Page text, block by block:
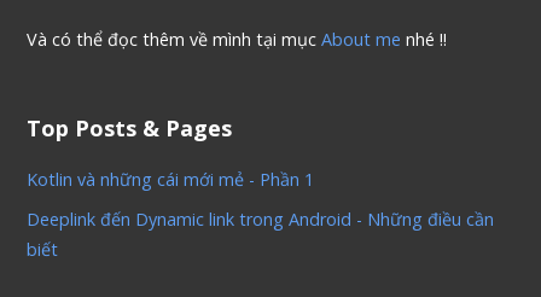
Và có thể đọc thêm về mình tại mụcAbout me nhé !!
Top Posts & Pages
Kotlin và những cái mới mẻ - Phần 1
Deeplink đến Dynamic link trong Android - Những điều cần
biết